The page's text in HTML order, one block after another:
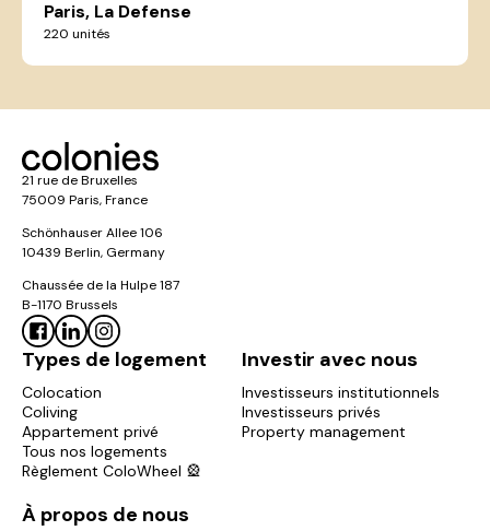
Paris, La Defense
220 unités
21 rue de Bruxelles
75009 Paris, France
Schönhauser Allee 106
10439 Berlin, Germany
Chaussée de la Hulpe 187
B-1170 Brussels
Types de logement
Colocation
Coliving
Appartement privé
Tous nos logements
Règlement ColoWheel 🎡
Investir avec nous
Investisseurs institutionnels
Investisseurs privés
Property management
À propos de nous